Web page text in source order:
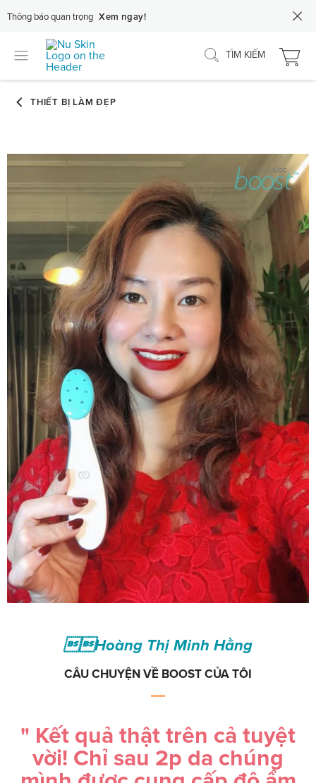
Thông báo quan trọng Xem ngay!
TÌM KIẾM
Hoàng Thị Minh Hằng
CÂU CHUYỆN VỀ BOOST CỦA TÔI
" Kết quả thật trên cả tuyệt
vời! Chỉ sau 2p da chúng